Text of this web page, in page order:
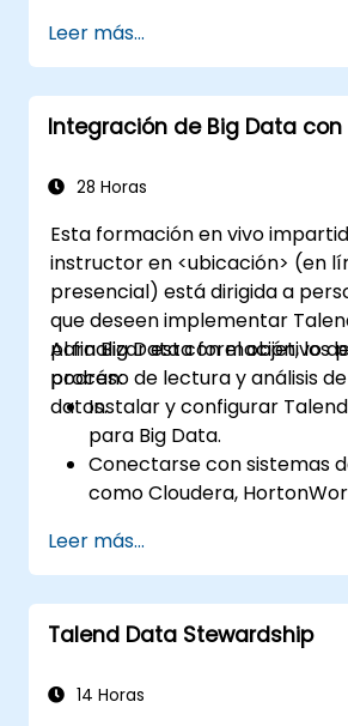
empresariales o tareas en
Vigilar la seguridad de los
datos y desarrollar rutinas
basadas en el marco de
las aplicaciones de big data.
Leer más...
Integración de Big Data con
28 Horas
Esta formación en vivo
instructor en <ubicación> (en
presencial) está dirigida a
que deseen implementar
para Big Data con el objetivo
proceso de lectura y análisis
datos.
Al finalizar esta formación, los
podrán:
Instalar y configurar
para Big Data.
Conectarse con sistemas
como Cloudera,
Comprender y configurar los
componentes y
de Open Studio.
Configurar parámetros
Utilizar la interfaz de
Leer más...
Talend Data Stewardship
14 Horas